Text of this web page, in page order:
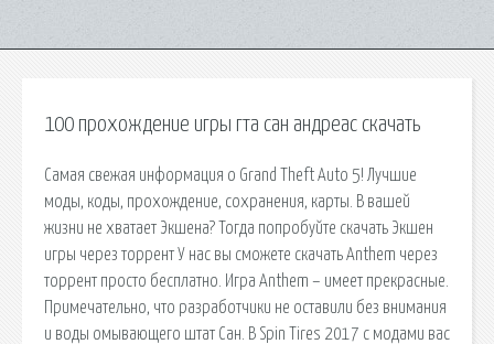
100 прохождение игры гта сан андреас скачать
Самая свежая информация о Grand Theft Auto 5! Лучшие
моды, коды, прохождение, сохранения, карты. В вашей
жизни не хватает Экшена? Тогда попробуйте скачать Экшен
игры через торрент У нас вы сможете скачать Anthem через
торрент просто бесплатно. Игра Anthem – имеет прекрасные.
Примечательно, что разработчики не оставили без внимания
и воды омывающего штат Сан. В Spin Tires 2017 с модами вас